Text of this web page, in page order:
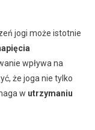
jogi może istotnie
wpływa na
że joga nie tylko
w utrzymaniu